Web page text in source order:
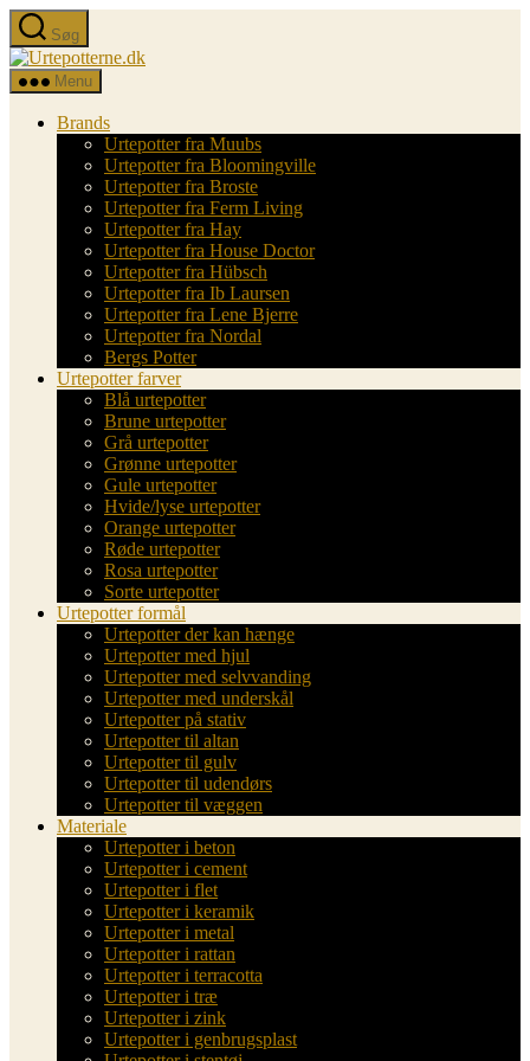
Spring
til
indholdet
Søg
Urtepotterne.dk
Menu
Brands
Urtepotter fra Muubs
Urtepotter fra Bloomingville
Urtepotter fra Broste
Urtepotter fra Ferm Living
Urtepotter fra Hay
Urtepotter fra House Doctor
Urtepotter fra Hübsch
Urtepotter fra Ib Laursen
Urtepotter fra Lene Bjerre
Urtepotter fra Nordal
Bergs Potter
Urtepotter farver
Blå urtepotter
Brune urtepotter
Grå urtepotter
Grønne urtepotter
Gule urtepotter
Hvide/lyse urtepotter
Orange urtepotter
Røde urtepotter
Rosa urtepotter
Sorte urtepotter
Urtepotter formål
Urtepotter der kan hænge
Urtepotter med hjul
Urtepotter med selvvanding
Urtepotter med underskål
Urtepotter på stativ
Urtepotter til altan
Urtepotter til gulv
Urtepotter til udendørs
Urtepotter til væggen
Materiale
Urtepotter i beton
Urtepotter i cement
Urtepotter i flet
Urtepotter i keramik
Urtepotter i metal
Urtepotter i rattan
Urtepotter i terracotta
Urtepotter i træ
Urtepotter i zink
Urtepotter i genbrugsplast